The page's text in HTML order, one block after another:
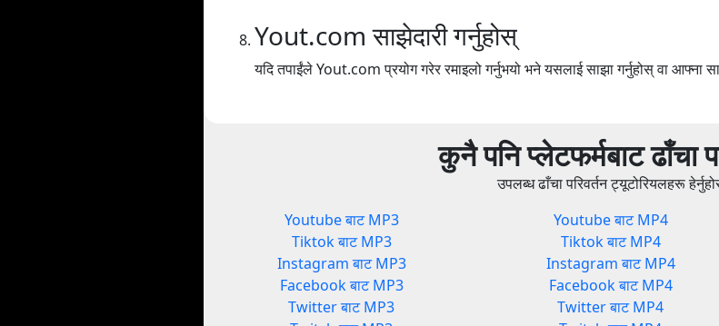
Yout.com साझेदारी गर्नुहोस्
यदि तपाईंले Yout.com प्रयोग गरेर रमाइलो गर्नुभयो भने यसलाई साझा गर्नुहोस् वा आफ्ना
कुनै पनि प्लेटफर्मबाट ढाँचा
उपलब्ध ढाँचा परिवर्तन ट्यूटोरियलहरू
Youtube बाट MP3
Tiktok बाट MP3
Instagram बाट MP3
Facebook बाट MP3
Twitter बाट MP3
Youtube बाट MP4
Tiktok बाट MP4
Instagram बाट MP4
Facebook बाट MP4
Twitter बाट MP4